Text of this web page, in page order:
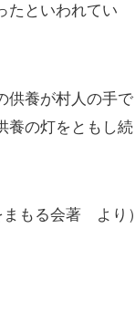
たといわれてい
供養が村人の手で
養の灯をともし続
もる会著 より）